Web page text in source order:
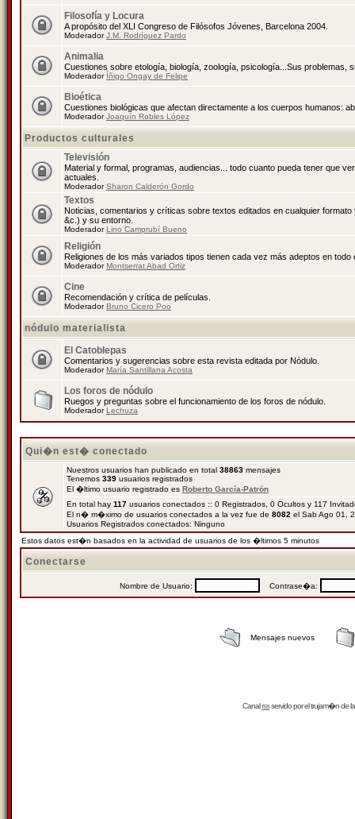
Filosofía y Locura
A propósito del XLI Congreso de Filósofos Jóvenes, Barcelona 2004.
ModeradorJ.M. Rodríguez Pardo
Animalia
Cuestiones sobre etología, biología, zoología, psicología...Sus problemas,
Moderador Íñigo Ongay de Felipe
Bioética
Cuestiones biológicas que afectan directamente a los cuerpos humanos:
ModeradorJoaquín Robles López
Productos culturales
Televisión
Material y formal, programas, audiencias... todo cuanto pueda tener que
actuales.
ModeradorSharon Calderón Gordo
Textos
Noticias, comentarios y críticas sobre textos editados en cualquier
&c.) y su entorno.
ModeradorLino Camprubí Bueno
Religión
Religiones de los más variados tipos tienen cada vez más adeptos en todo
ModeradorMontserrat Abad Ortiz
Cine
Recomendación y crítica de películas.
ModeradorBruno Cicero Poo
nódulo materialista
El Catoblepas
Comentarios y sugerencias sobre esta revista editada por Nódulo.
ModeradorMaría Santillana Acosta
Los foros de nódulo
Ruegos y preguntas sobre el funcionamiento de los foros de nódulo.
ModeradorLechuza
Qui�n est� conectado
Nuestros usuarios han publicado en total 38863 mensajes
Tenemos 339 usuarios registrados
El �ltimo usuario registrado es Roberto García-Patrón
En total hay 117 usuarios conectados :: 0 Registrados, 0 Ocultos y 117
El n� m�ximo de usuarios conectados a la vez fue de 8082 el Sab Ago 01,
Usuarios Registrados conectados: Ninguno
Estos datos est�n basados en la actividad de usuarios de los �ltimos 5 minutos
Conectarse
Nombre de Usuario: Contrase�a:
Mensajes nuevos
Canalrssservido por eltrujam�nde